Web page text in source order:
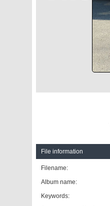
File information
Filename:
Album name:
Keywords: